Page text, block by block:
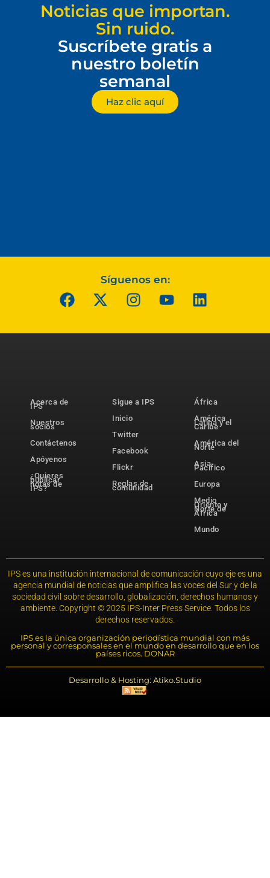
Noticias que importan.
Sin ruido.
Suscríbete gratis a
nuestro boletín
semanal
Haz clic aquí
Síguenos en:
Acerca de
IPS
Nuestros
socios
Contáctenos
Apóyenos
¿Quieres
publicar
notas de
IPS?
Sigue a IPS
Inicio
Twitter
Facebook
Flickr
Reglas de
comunidad
África
América
Latina y el
Caribe
América del
Norte
Asia-
Pacífico
Europa
Medio
Oriente y
Norte de
África
Mundo
IPS es una institución internacional de comunicación cuyo eje es una
agencia mundial de noticias que amplifica las voces del Sur y de la
sociedad civil sobre desarrollo, globalización, derechos humanos y
ambiente. Copyright © 2025 IPS-Inter Press Service. Todos los
derechos reservados.
IPS es la única organización periodística mundial con más
personal y corresponsales en el mundo en desarrollo que en los
países ricos. DONAR
Desarrollo & Hosting: Atiko.Studio